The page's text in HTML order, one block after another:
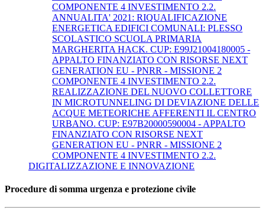
COMPONENTE 4 INVESTIMENTO 2.2.
ANNUALITA' 2021: RIQUALIFICAZIONE
ENERGETICA EDIFICI COMUNALI: PLESSO
SCOLASTICO SCUOLA PRIMARIA
MARGHERITA HACK. CUP: E99J21004180005 -
APPALTO FINANZIATO CON RISORSE NEXT
GENERATION EU - PNRR - MISSIONE 2
COMPONENTE 4 INVESTIMENTO 2.2.
REALIZZAZIONE DEL NUOVO COLLETTORE
IN MICROTUNNELING DI DEVIAZIONE DELLE
ACQUE METEORICHE AFFERENTI IL CENTRO
URBANO. CUP: E97B20000590004 - APPALTO
FINANZIATO CON RISORSE NEXT
GENERATION EU - PNRR - MISSIONE 2
COMPONENTE 4 INVESTIMENTO 2.2.
DIGITALIZZAZIONE E INNOVAZIONE
Procedure di somma urgenza e protezione civile